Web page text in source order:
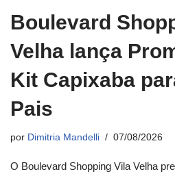
Boulevard
Velha lança
Kit Capixaba
Pais
por Dimitria Mandelli 07/08/2026
O Boulevard Shopping Vila Velha